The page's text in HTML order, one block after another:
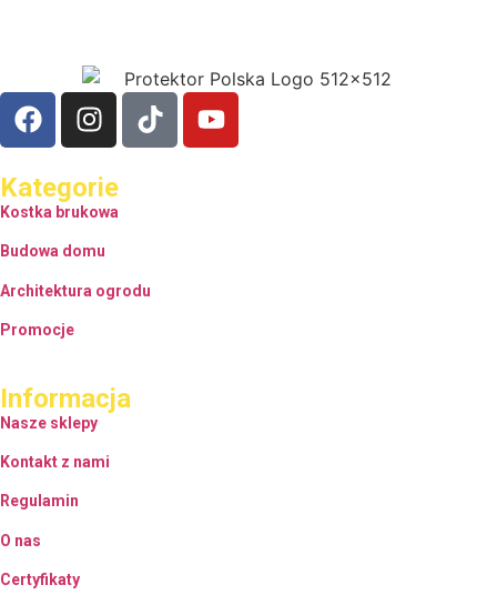
Kategorie
Kostka brukowa
Budowa domu
Architektura ogrodu
Promocje
Informacja
Nasze sklepy
Kontakt z nami
Regulamin
O nas
Certyfikaty